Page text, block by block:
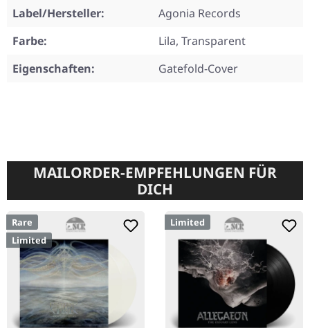
Label/Hersteller:
Agonia Records
Farbe:
Lila, Transparent
Eigenschaften:
Gatefold-Cover
MAILORDER-EMPFEHLUNGEN FÜR
DICH
Rare
Limited
Limited